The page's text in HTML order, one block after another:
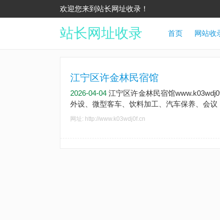
欢迎您来到站长网址收录！
站长网址收录 首页 网站收
江宁区许金林民宿馆
2026-04-04 江宁区许金林民宿馆
外设、微型客车、饮料加工、汽车保养、会
网址: http://www.k03wdj0f.cn